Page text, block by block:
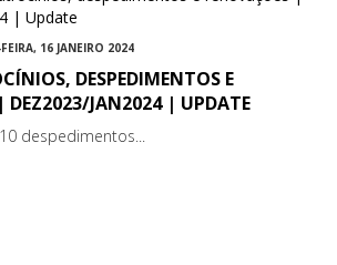
16 JANEIRO 2024
DESPEDIMENTOS E
DEZ2023/JAN2024 | UPDATE
despedimentos...